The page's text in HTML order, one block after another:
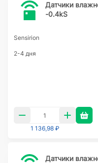
Датчики
-0.4kS
Sensirion
2-4 дня
1 136,98 ₽
Датчики